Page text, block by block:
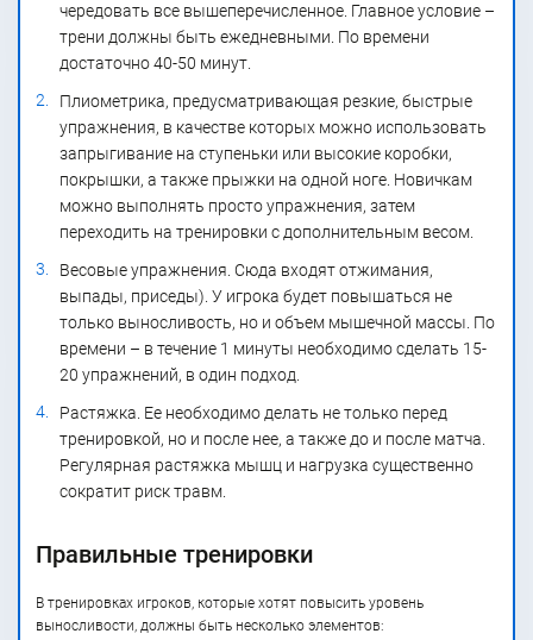
чередовать все вышеперечисленное. Главное условие –
трени должны быть ежедневными. По времени
достаточно 40-50 минут.
Плиометрика, предусматривающая резкие, быстрые
упражнения, в качестве которых можно использовать
запрыгивание на ступеньки или высокие коробки,
покрышки, а также прыжки на одной ноге. Новичкам
можно выполнять просто упражнения, затем
переходить на тренировки с дополнительным весом.
Весовые упражнения. Сюда входят отжимания,
выпады, приседы). У игрока будет повышаться не
только выносливость, но и объем мышечной массы. По
времени – в течение 1 минуты необходимо сделать 15-
20 упражнений, в один подход.
Растяжка. Ее необходимо делать не только перед
тренировкой, но и после нее, а также до и после матча.
Регулярная растяжка мышц и нагрузка существенно
сократит риск травм.
Правильные тренировки
В тренировках игроков, которые хотят повысить уровень
выносливости, должны быть несколько элементов: